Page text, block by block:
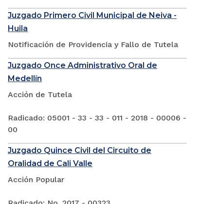
Juzgado Primero Civil Municipal de Neiva -
Huila
Notificación de Providencia y Fallo de Tutela
Juzgado Once Administrativo Oral de
Medellín
Acción de Tutela
Radicado: 05001 - 33 - 33 - 011 - 2018 - 00006 -
00
Juzgado Quince Civil del Circuito de
Oralidad de Cali Valle
Acción Popular